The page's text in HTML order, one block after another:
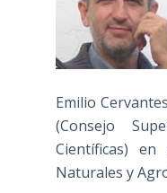
Emilio
(Consejo
Científicas)
Naturales y